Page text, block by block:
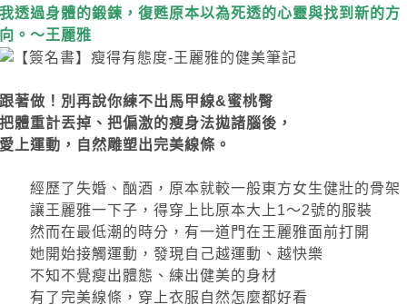
我透過身體的鍛鍊，復甦原本以為死透的心靈與找到新的方
向。～王麗雅
跟著做！別再說你練不出馬甲線&蜜桃臀
把體重計丟掉、把偏激的瘦身法拋諸腦後，
愛上運動，自然雕塑出完美線條。
經歷了失婚、酗酒，原本就較一般東方女生健壯的骨架
讓王麗雅一下子，得穿上比原本大上1～2號的服裝
然而在最低潮的時分，有一道門在王麗雅面前打開
她開始接觸運動，發現自己越運動、越快樂
不知不覺瘦出體態、練出健美的身材
有了完美線條，穿上衣服自然怎麼都好看